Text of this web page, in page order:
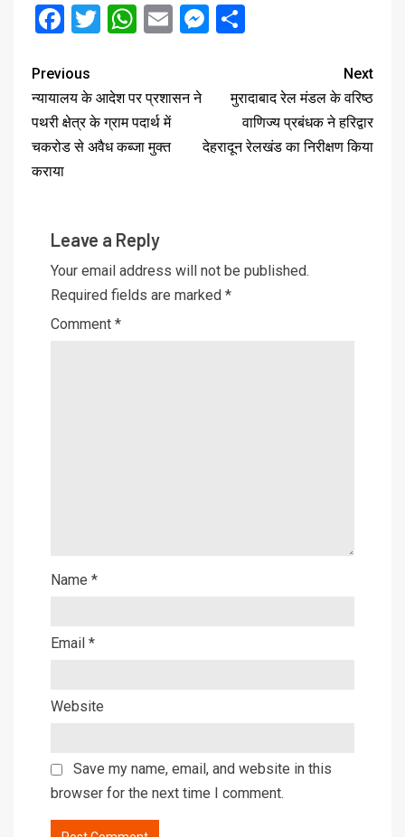
Facebook
Twitter
WhatsApp
EmailMessenger
Previous
न्यायालय के आदेश पर प्रशासन ने
पथरी क्षेत्र के ग्राम पदार्थ में
चकरोड से अवैध कब्जा मुक्त
कराया
Next
मुरादाबाद रेल मंडल के वरिष्ठ
वाणिज्य प्रबंधक ने हरिद्वार
देहरादून रेलखंड का निरीक्षण किया
Leave a Reply
Your email address will not be published.
Required fields are marked *
Comment *
Name *
Email *
Website
Save my name, email, and website in this
browser for the next time I comment.